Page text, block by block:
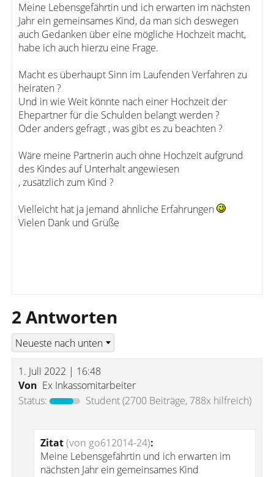
Meine Lebensgefährtin und ich erwarten im nächsten
Jahr ein gemeinsames Kind, da man sich deswegen
auch Gedanken über eine mögliche Hochzeit macht,
habe ich auch hierzu eine Frage.
Macht es überhaupt Sinn im Laufenden Verfahren zu
heiraten ?
Und in wie Weit könnte nach einer Hochzeit der
Ehepartner für die Schulden belangt werden ?
Oder anders gefragt , was gibt es zu beachten ?
Wäre meine Partnerin auch ohne Hochzeit aufgrund
des Kindes auf Unterhalt angewiesen
, zusätzlich zum Kind ?
Vielleicht hat ja jemand ähnliche Erfahrungen
Vielen Dank und Grüße
2 Antworten
1. Juli 2022 | 16:48
Von Ex Inkassomitarbeiter
Status:
Student(2700 Beiträge, 788x hilfreich)
Zitat(von go612014-24):
Meine Lebensgefährtin und ich erwarten im
nächsten Jahr ein gemeinsames Kind